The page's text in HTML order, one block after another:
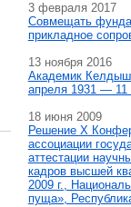
3 февраля 2017
Совмещать
прикладное
13 ноября 2016
Академик
апреля 1931 — 11
18 июня 2009
Решение X
ассоциации
аттестации
кадров высшей
2009 г.,
пуща»,